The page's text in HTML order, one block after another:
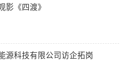
影《四渡》
源科技有限公司访企拓岗